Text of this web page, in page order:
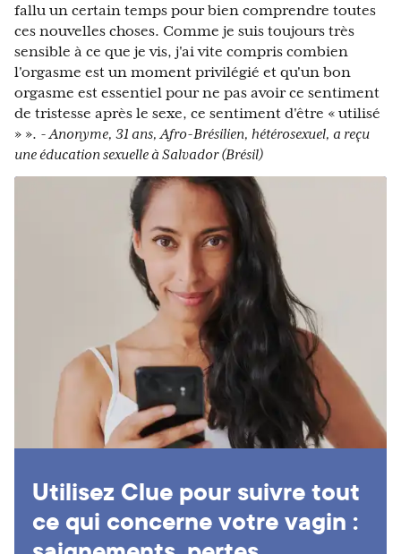
fallu un certain temps pour bien comprendre toutes
ces nouvelles choses. Comme je suis toujours très
sensible à ce que je vis, j'ai vite compris combien
l'orgasme est un moment privilégié et qu'un bon
orgasme est essentiel pour ne pas avoir ce sentiment
de tristesse après le sexe, ce sentiment d'être « utilisé
» ». - Anonyme, 31 ans, Afro-Brésilien, hétérosexuel, a reçu
une éducation sexuelle à Salvador (Brésil)
Utilisez Clue pour suivre tout
ce qui concerne votre vagin :